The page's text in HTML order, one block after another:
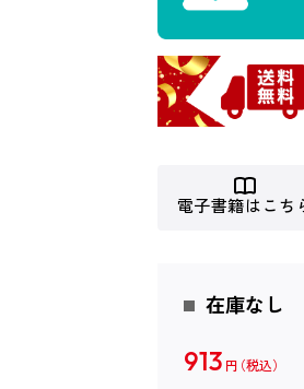
電子書籍はこち
在庫なし
913 円